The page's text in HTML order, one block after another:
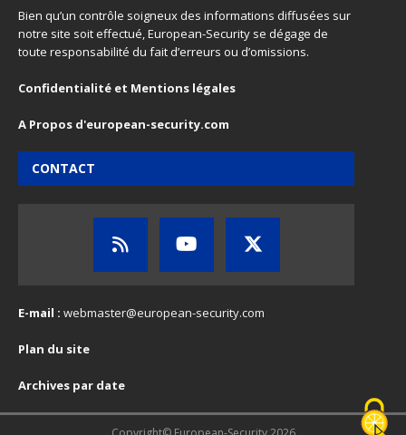
Bien qu’un contrôle soigneux des informations diffusées sur
notre site soit effectué, European-Security se dégage de
toute responsabilité du fait d’erreurs ou d’omissions.
Confidentialité et Mentions légales
A Propos d'european-security.com
CONTACT
E-mail : webmaster@european-security.com
Plan du site
Archives par date